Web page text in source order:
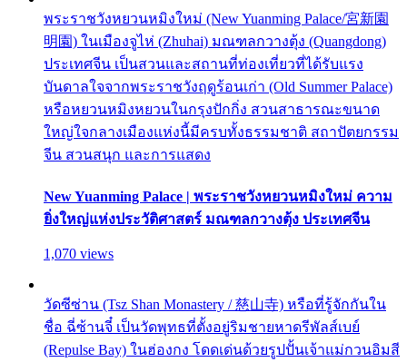
พระราชวังหยวนหมิงใหม่ (New Yuanming Palace/宮新園
明園) ในเมืองจูไห่ (Zhuhai) มณฑลกวางตุ้ง (Quangdong)
ประเทศจีน เป็นสวนและสถานที่ท่องเที่ยวที่ได้รับแรง
บันดาลใจจากพระราชวังฤดูร้อนเก่า (Old Summer Palace)
หรือหยวนหมิงหยวนในกรุงปักกิ่ง สวนสาธารณะขนาด
ใหญ่ใจกลางเมืองแห่งนี้มีครบทั้งธรรมชาติ สถาปัตยกรรม
จีน สวนสนุก และการแสดง
New Yuanming Palace | พระราชวังหยวนหมิงใหม่ ความ
ยิ่งใหญ่แห่งประวัติศาสตร์ มณฑลกวางตุ้ง ประเทศจีน
1,070 views
วัดซีซ่าน (Tsz Shan Monastery / 慈山寺) หรือที่รู้จักกันใน
ชื่อ ฉี่ซ้านจี๋ เป็นวัดพุทธที่ตั้งอยู่ริมชายหาดรีพัลส์เบย์
(Repulse Bay) ในฮ่องกง โดดเด่นด้วยรูปปั้นเจ้าแม่กวนอิมสี